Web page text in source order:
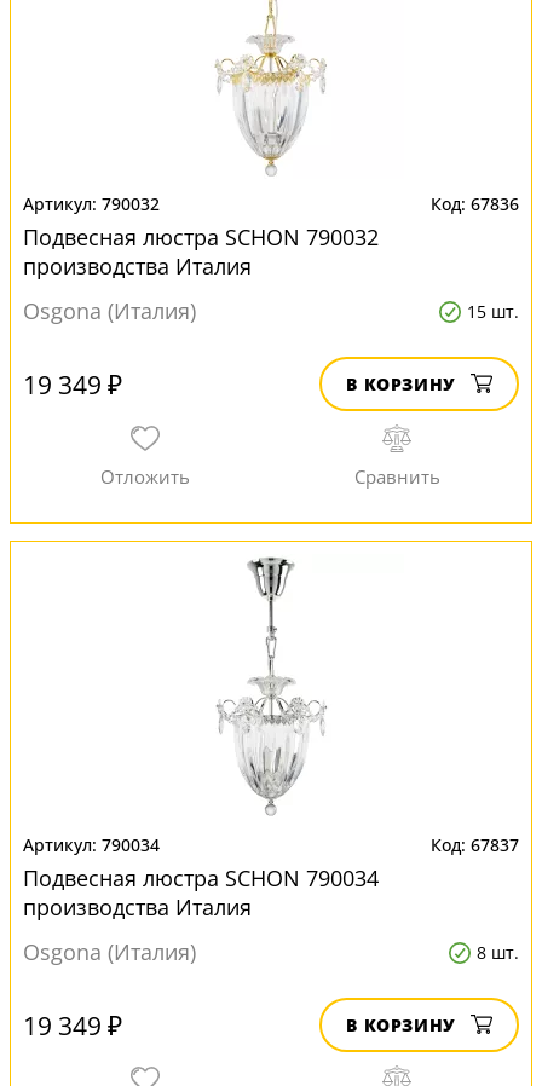
790032 67836
Подвесная люстра SCHON 790032
производства Италия
Osgona (Италия)
15 шт.
19 349 ₽ В КОРЗИНУ
790034 67837
Подвесная люстра SCHON 790034
производства Италия
Osgona (Италия)
8 шт.
19 349 ₽ В КОРЗИНУ